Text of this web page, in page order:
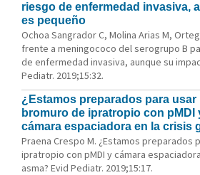
riesgo de enfermedad invasiva,
es pequeño
Ochoa Sangrador C, Molina Arias M,
frente a meningococo del serogrupo B
de enfermedad invasiva, aunque su
Pediatr. 2019;15:32.
¿Estamos preparados para usar
bromuro de ipratropio con pMDI
cámara espaciadora en la crisis
Praena Crespo M. ¿Estamos preparados
ipratropio con pMDI y cámara
asma? Evid Pediatr. 2019;15:17.